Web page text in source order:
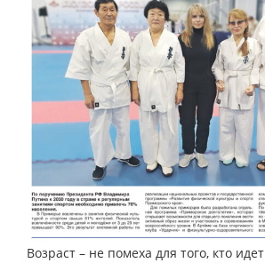
Возраст – не помеха для того, кто